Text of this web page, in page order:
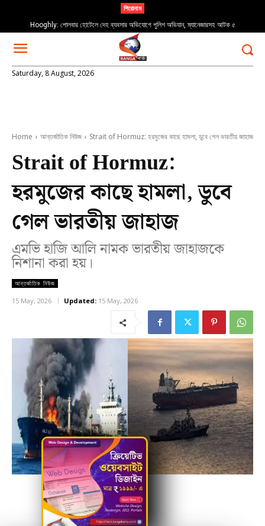
শিরোনাম
Hooghly: পোলবার হোটেলে দেহ ব্যবসার অভিযোগে পুলিশ অভিযান, ম্যানেজারসহ আটক ৫
Saturday, 8 August, 2026
Home আন্তর্জাতিক নিউজ Strait of Hormuz: হরমুজের কাছে হামলা, ডুবে গেল ভারতীয় জাহাজ
Strait of Hormuz:
হরমুজের কাছে হামলা, ডুবে
গেল ভারতীয় জাহাজ
এমভি হাজি আলি নামক ভারতীয় জাহাজকে
নিশানা করা হয়।
আন্তর্জাতিক নিউজ
15 May, 2026 Updated: 15 May, 2026